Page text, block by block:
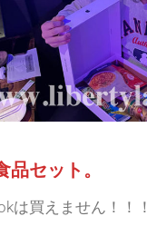
セット。
は買えません！！！